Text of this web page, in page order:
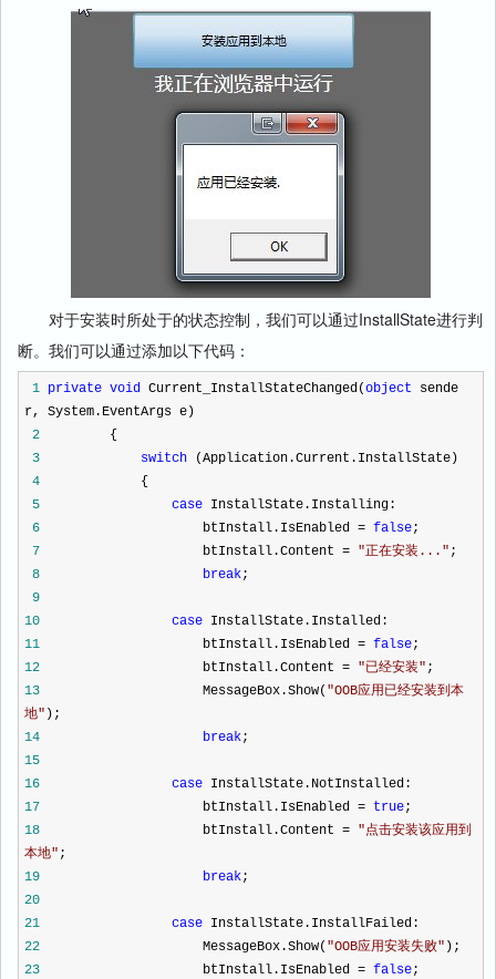
对于安装时所处于的状态控制，我们可以通过InstallState进行判
断。我们可以通过添加以下代码：
1 private void Current_InstallStateChanged(object sende
r, System.EventArgs e)
2
{
3
switch (Application.Current.InstallState)
4
{
5
case InstallState.Installing:
6
btInstall.IsEnabled = false;
7
btInstall.Content = "正在安装... " ;
8
break;
9
10
case InstallState.Installed:
11
btInstall.IsEnabled = false;
12
btInstall.Content = "已经安装" ;
13
MessageBox.Show( "OOB应用已经安装到本
地" );
14
break;
15
16
case InstallState.NotInstalled:
17
btInstall.IsEnabled = true;
18
btInstall.Content = "点击安装该应用到
本地" ;
19
break;
20
21
case InstallState.InstallFailed:
22
MessageBox.Show( "OOB应用安装失败" );
23
btInstall.IsEnabled = false;